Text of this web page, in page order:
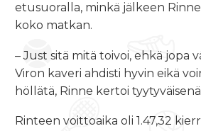
etusuoralla, minkä jälkeen
koko matkan.
– Just sitä mitä toivoi, ehkä jopa
Viron kaveri ahdisti hyvin eikä
höllätä, Rinne kertoi
Rinteen voittoaika oli 1.47,32